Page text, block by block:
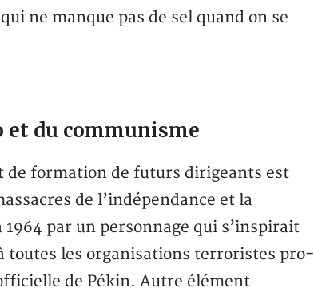
ne manque pas de sel quand on se
et du communisme
de formation de futurs dirigeants est
de l’indépendance et la
par un personnage qui s’inspirait
toutes les organisations terroristes pro-
de Pékin. Autre élément